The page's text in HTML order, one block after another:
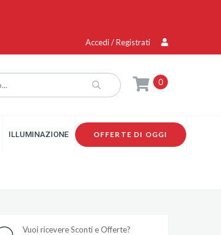
Accedi / Registrati
0
ILLUMINAZIONE OFFERTE DI OGGI
Vuoi ricevere Sconti e Offerte?